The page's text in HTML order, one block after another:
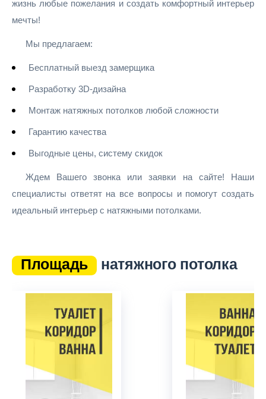
жизнь любые пожелания и создать комфортный интерьер
мечты!
Мы предлагаем:
Бесплатный выезд замерщика
Разработку 3D-дизайна
Монтаж натяжных потолков любой сложности
Гарантию качества
Выгодные цены, систему скидок
Ждем Вaшего звонка или заявки на сайте! Наши
специалисты ответят на все вопросы и помогут создать
идеальный интерьер с натяжными потолками.
Площадь натяжного потолка